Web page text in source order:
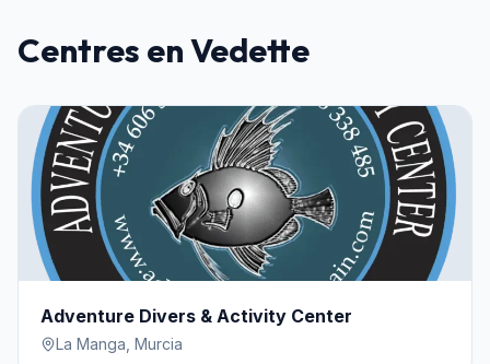
Centres en Vedette
Adventure Divers & Activity Center
La Manga Murcia